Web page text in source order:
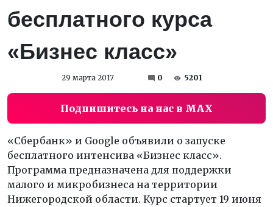
бесплатного курса
«Бизнес класс»
29 марта 2017 0 5201
Подпишитесь на нас в MAX
«Сбербанк» и Google объявили о запуске
бесплатного интенсива «Бизнес класс».
Программа предназначена для поддержки
малого и микробизнеса на территории
Нижегородской области. Курс стартует 19 июня